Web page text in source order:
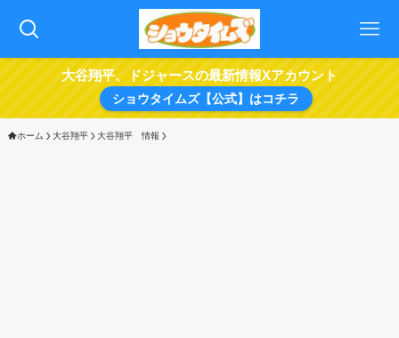
大谷翔平、ドジャースの最新情報Xアカウント
ショウタイムズ【公式】はコチラ
ホーム 大谷翔平 大谷翔平 情報